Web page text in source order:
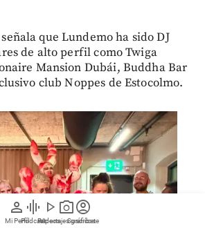
person
Mi Perfil
graphic_eq
Pódcast
play_arrow
Videos
photo_camera
Reportajes gráficos
account_circle
Suscríbete
que Lundemo ha sido DJ
de alto perfil como Twiga
Mansion Dubái, Buddha Bar
club Noppes de Estocolmo.